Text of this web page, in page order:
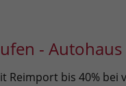
-
Reimport bis 40% bei